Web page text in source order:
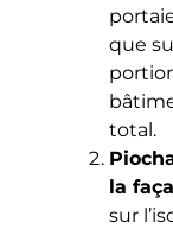
que
total.
la
sur